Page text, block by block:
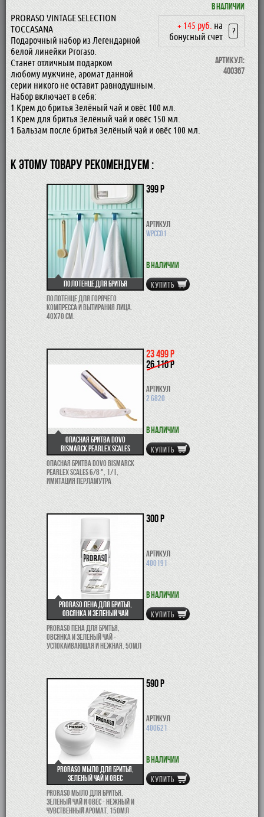
В наличии
+ 145 руб.на
бонусный счет
?
Артикул:
400367
PRORASO VINTAGE SELECTION
TOCCASANA
Подарочный набор из Легендарной
белой линейки Proraso.
Станет отличным подарком
любому мужчине, аромат данной
серии никого не оставит равнодушным.
Набор включает в себя:
1 Крем до бритья Зелёный чай и овёс 100 мл.
1 Крем для бритья Зелёный чай и овёс 150 мл.
1 Бальзам после бритья Зелёный чай и овёс 100 мл.
К ЭТОМУ ТОВАРУ РЕКОМЕНДУЕМ :
Полотенце для бритья
Полотенце для горячего
компресса и вытирания лица.
40х70 см.
399 р
Артикул
WPCC01
В наличии
КУПИТЬ
Опасная бритва Dovo
Bismarck Pearlex Scales
Опасная бритва Dovo Bismarck
Pearlex Scales 6/8 ", 1/1,
имитация перламутра
23 499 р
26 110 р
Артикул
2 6820
В наличии
КУПИТЬ
Proraso пена для бритья,
овсянка и зеленый чай
Proraso пена для бритья,
овсянка и зеленый чай -
успокаивающая и нежная. 50мл
300 р
Артикул
400191
В наличии
КУПИТЬ
Proraso мыло для бритья,
Зеленый чай и овес
Proraso мыло для бритья,
зеленый чай и овес - нежный и
чувственный аромат. 150мл
590 р
Артикул
400621
В наличии
КУПИТЬ